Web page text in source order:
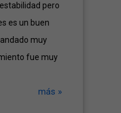
pero
es un buen
muy
fue muy
más »